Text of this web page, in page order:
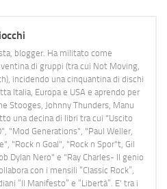
blogger. Ha militato come
di gruppi (tra cui Not Moving,
incidendo una cinquantina di dischi
Italia, Europa e USA e aprendo per
Stooges, Johnny Thunders, Manu
una decina di libri tra cui "Uscito
"Mod Generations", "Paul Weller,
"Rock n Goal", "Rock n Spor"t, Gil
Dylan Nero" e "Ray Charles- Il genio
con i mensili “Classic Rock”,
“Il Manifesto” e “Libertà”. E' tra i